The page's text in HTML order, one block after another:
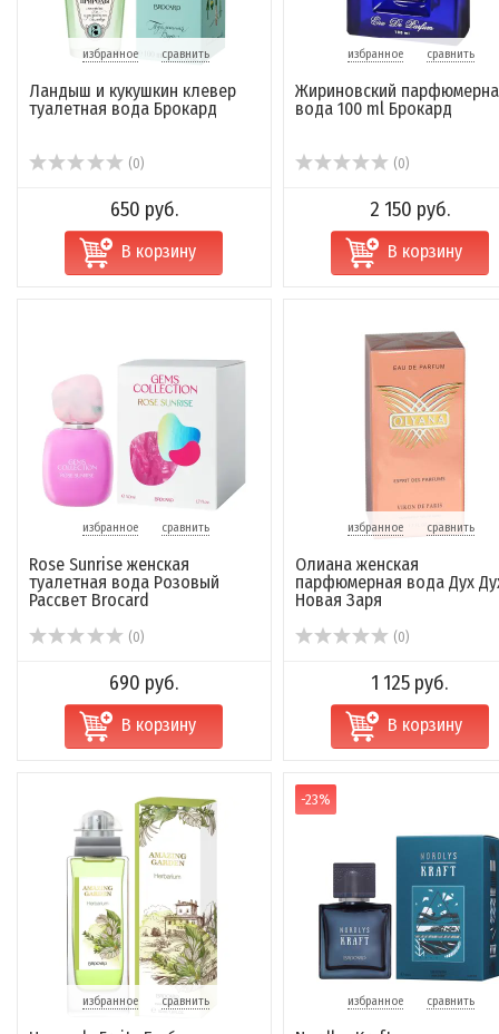
избранное сравнить
Ландыш и кукушкин клевер
туалетная вода Брокард
(0)
650 руб.
В корзину
избранное сравнить
Жириновский
вода 100 ml Брокард
(0)
2 150 руб.
В корзину
избранное сравнить
Rose Sunrise женская
туалетная вода Розовый
Рассвет Brocard
(0)
690 руб.
В корзину
избранное сравнить
Олиана женская
парфюмерная вода Дух
Новая Заря
(0)
1 125 руб.
В корзину
избранное сравнить
-23%
избранное сравнить